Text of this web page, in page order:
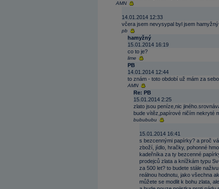
AMN
14.01.2014 12:33
včera jsem nevysypal byl jsem
pb
hamyžný
15.01.2014 16:19
co to je?
lime
PB
14.01.2014 12:44
to znám - toto období už mám za
AMN
Re: PB
15.01.2014 2:25
zlato jsou peníze,nic
bude vítěz,papírové ničím nekryté
bubububu
15.01.2014 16:41
s bezcennými papírky? a proč
zboží, jídlo, hračky, pohonné
kadeřníka za ty bezcenné
prodejců zlata a knížkám typu
za 500 let? to budete stále
reálnou hodnotu, jako všechna
můžete se modlit k bohu zlata,